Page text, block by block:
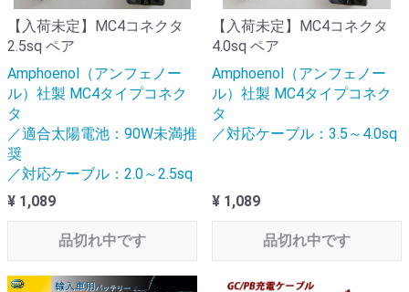
【入荷未定】MC4コネクタ
2.5sq ペア
Amphoenol（アンフェノー
ル）社製 MC4タイプコネク
タ
／適合太陽電池：90W未満推
奨
／対応ケーブル：2.0～2.5sq
¥ 1,089
品切れ中です
【入荷未定】MC4コネクタ
4.0sq ペア
Amphoenol（アンフェノー
ル）社製 MC4タイプコネク
タ
／対応ケーブル：3.5～4.0sq
¥ 1,089
品切れ中です